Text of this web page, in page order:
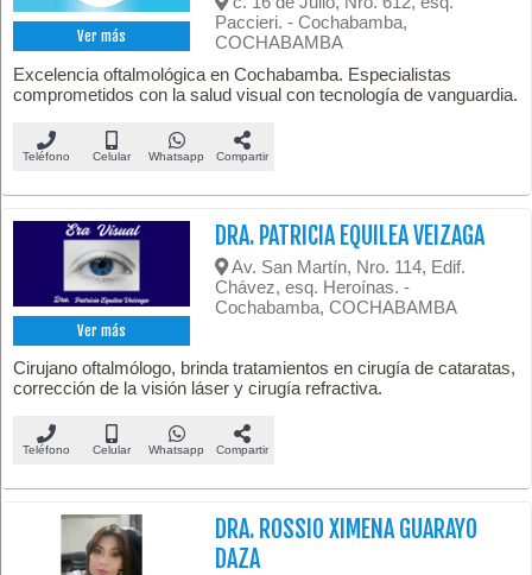
Ver más
Paccieri. - Cochabamba,
COCHABAMBA
Excelencia oftalmológica en Cochabamba. Especialistas
comprometidos con la salud visual con tecnología de vanguardia.
Teléfono Celular Whatsapp Compartir
Ver más
DRA. PATRICIA EQUILEA VEIZAGA
Av. San Martín, Nro. 114, Edif.
Chávez, esq. Heroínas. -
Cochabamba, COCHABAMBA
Cirujano oftalmólogo, brinda tratamientos en cirugía de cataratas,
corrección de la visión láser y cirugía refractiva.
Teléfono Celular Whatsapp Compartir
DRA. ROSSIO XIMENA GUARAYO
DAZA